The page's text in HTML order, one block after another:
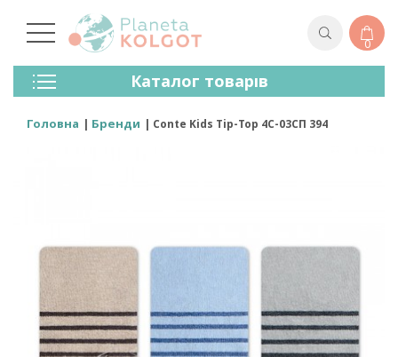
0
Каталог товарів
Колготки
Панчохи
Лосини (легінси)
Бренди
Головна Бренди Conte Kids Tip-Top 4С-03СП 394